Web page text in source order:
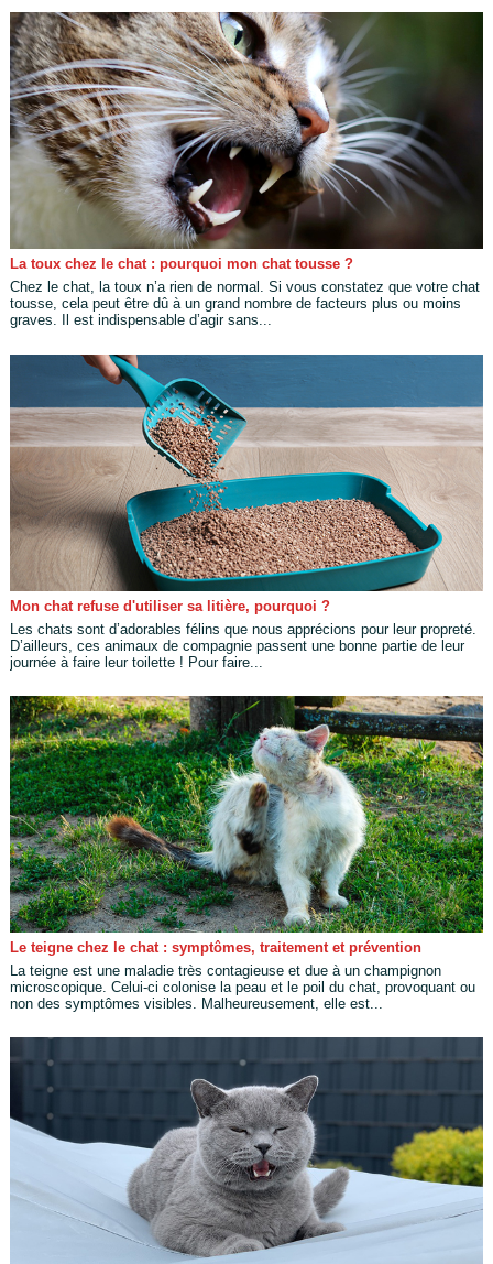
La toux chez le chat : pourquoi mon chat tousse ?
Chez le chat, la toux n’a rien de normal. Si vous constatez que votre chat
tousse, cela peut être dû à un grand nombre de facteurs plus ou moins
graves. Il est indispensable d’agir sans...
Mon chat refuse d'utiliser sa litière, pourquoi ?
Les chats sont d’adorables félins que nous apprécions pour leur propreté.
D’ailleurs, ces animaux de compagnie passent une bonne partie de leur
journée à faire leur toilette ! Pour faire...
Le teigne chez le chat : symptômes, traitement et prévention
La teigne est une maladie très contagieuse et due à un champignon
microscopique. Celui-ci colonise la peau et le poil du chat, provoquant ou
non des symptômes visibles. Malheureusement, elle est...